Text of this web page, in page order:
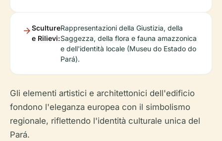
Sculture
e Rilievi:
Rappresentazioni della Giustizia, della
Saggezza, della flora e fauna amazzonica
e dell'identità locale (Museu do Estado do
Pará).
Gli elementi artistici e architettonici dell'edificio
fondono l'eleganza europea con il simbolismo
regionale, riflettendo l'identità culturale unica del
Pará.